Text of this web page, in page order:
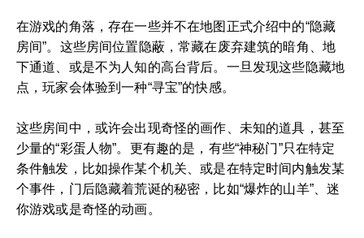
在游戏的角落，存在一些并不在地图正式介绍中的“隐藏
房间”。这些房间位置隐蔽，常藏在废弃建筑的暗角、地
下通道、或是不为人知的高台背后。一旦发现这些隐藏地
点，玩家会体验到一种“寻宝”的快感。
这些房间中，或许会出现奇怪的画作、未知的道具，甚至
少量的“彩蛋人物”。更有趣的是，有些“神秘门”只在特定
条件触发，比如操作某个机关、或是在特定时间内触发某
个事件，门后隐藏着荒诞的秘密，比如“爆炸的山羊”、迷
你游戏或是奇怪的动画。